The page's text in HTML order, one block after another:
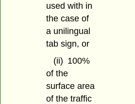
used with in
the case of
a unilingual
tab sign, or
(ii) 100%
of the
surface area
of the traffic